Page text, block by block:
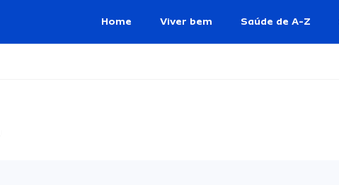
Home Viver bem Saúde de A-Z